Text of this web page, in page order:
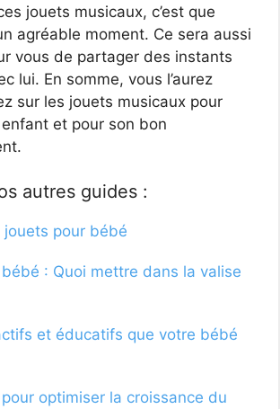
jouets musicaux, c’est que
agréable moment. Ce sera aussi
vous de partager des instants
lui. En somme, vous l’aurez
sur les jouets musicaux pour
et pour son bon
autres guides :
jouets pour bébé
: Quoi mettre dans la valise
et éducatifs que votre bébé
optimiser la croissance du